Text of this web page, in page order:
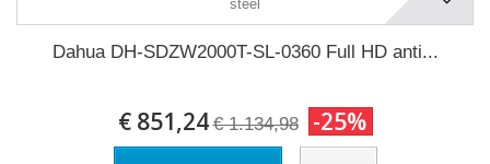
Dahua DH-SDZW2000T-SL-0360 Full HD anti...
€ 851,24 € 1.134,98 -25%